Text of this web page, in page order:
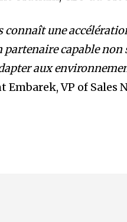
connaît une
partenaire capable
aux
Embarek, VP of Sales